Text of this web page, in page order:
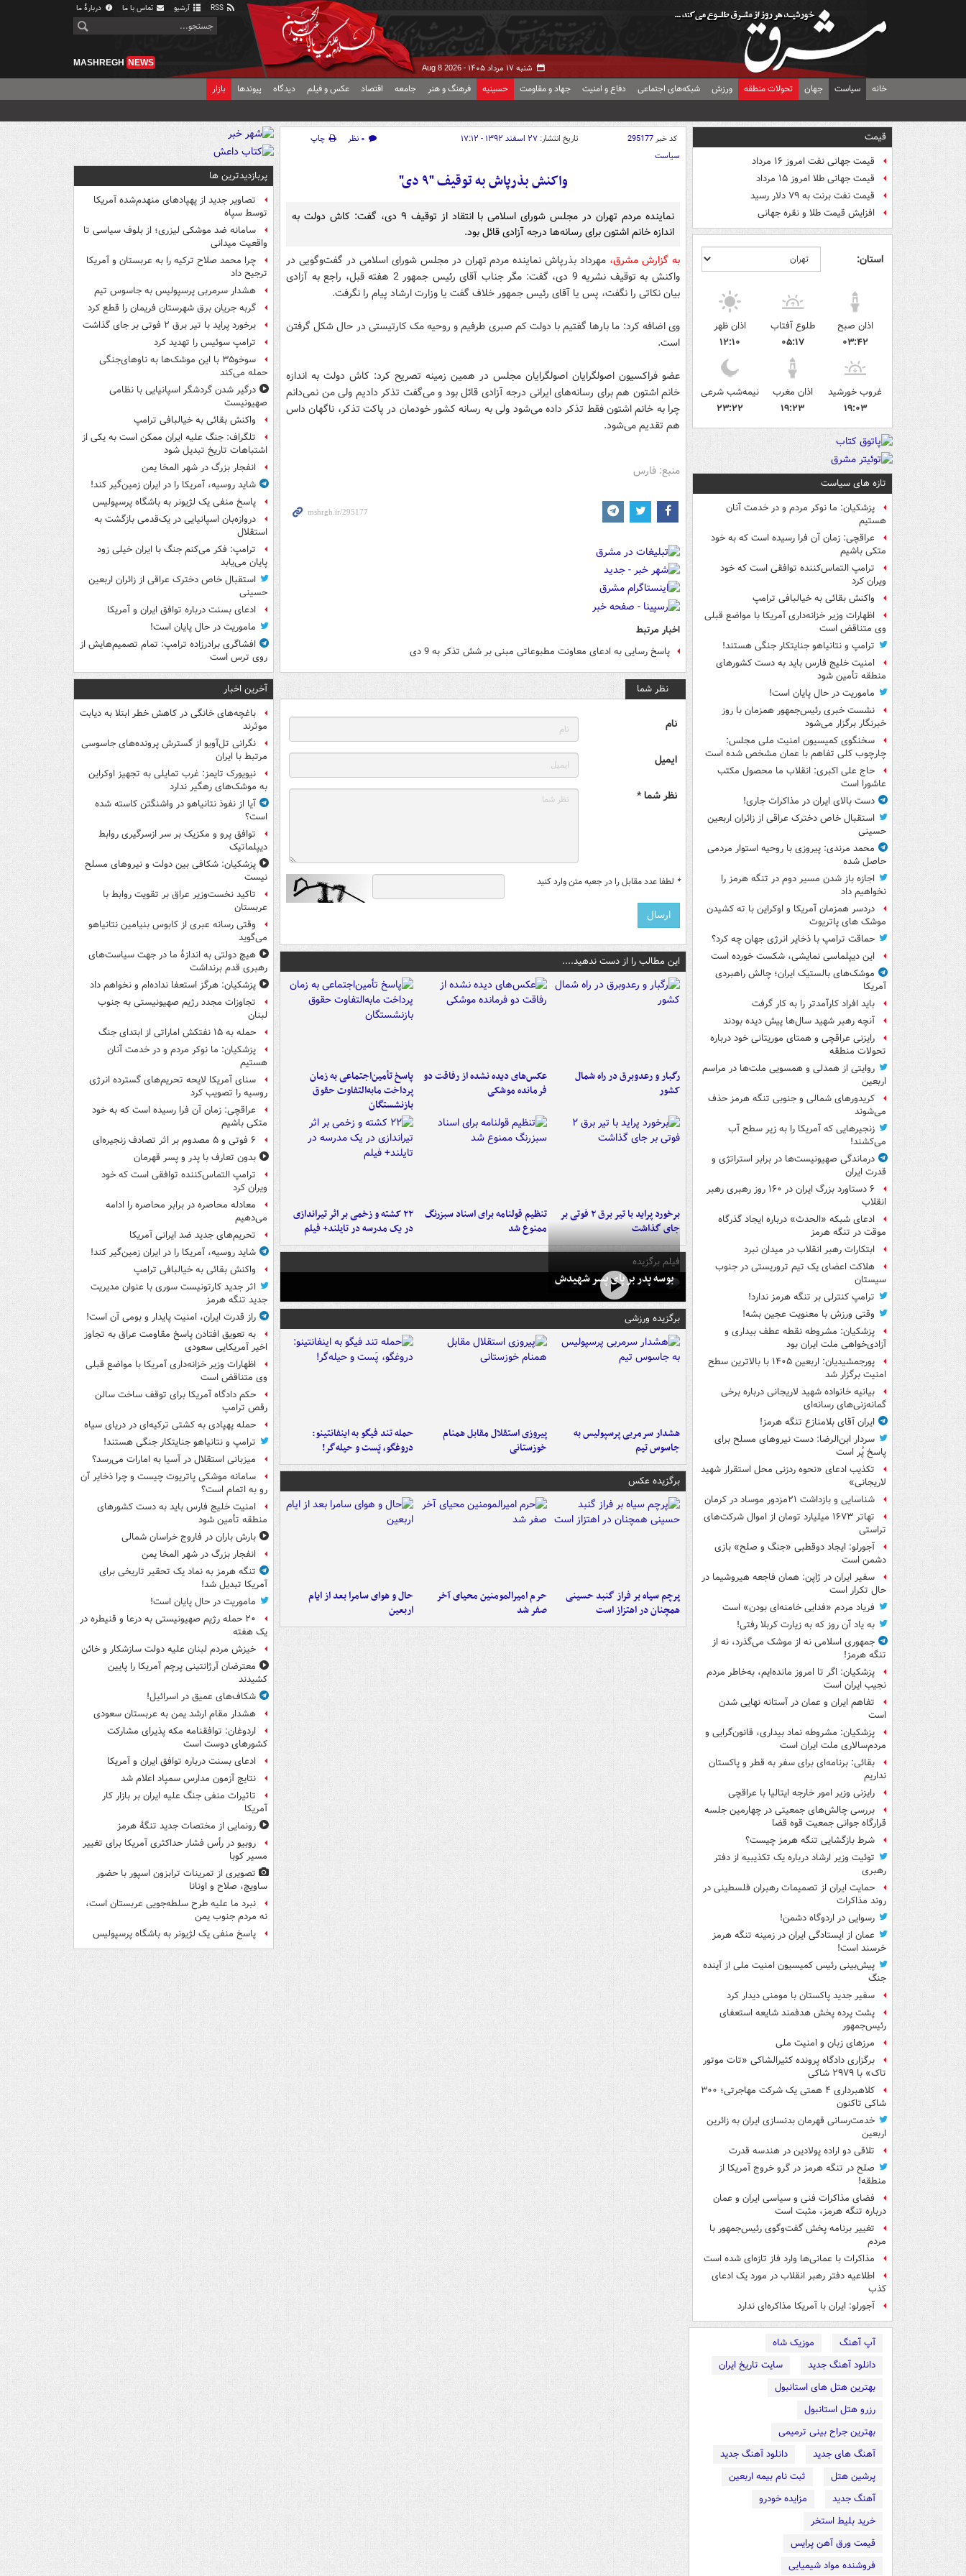
آرشیو تماس با ما دربارهٔ ما
شنبه ۱۷ مرداد ۱۴۰۵ - Aug 8 2026
MASHREGH NEWS
خانه سیاست جهان تحولات منطقه ورزش شبکه‌های اجتماعی دفاع و امنیت جهاد و مقاومت حسینیه فرهنگ و هنر جامعه اقتصاد عکس و فیلم دیدگاه پیوندها بازار
قیمت
قیمت جهانی نفت امروز ۱۶ مرداد
قیمت جهانی طلا امروز ۱۵ مرداد
قیمت نفت برنت به ۷۹ دلار رسید
افزایش قیمت طلا و نقره جهانی
استان:
اذان صبح
۰۳:۴۲
طلوع آفتاب
۰۵:۱۷
اذان ظهر
۱۲:۱۰
غروب خورشید
۱۹:۰۳
اذان مغرب
۱۹:۲۳
نیمه‌شب شرعی
۲۳:۲۲
تازه های سیاست
پزشکیان: ما نوکر مردم و در خدمت آنان
هستیم
عراقچی: زمان آن فرا رسیده است که به خود
متکی باشیم
ترامپ التماس‌کننده توافقی است که خود
ویران کرد
واکنش بقائی به خیالبافی ترامپ
اظهارات وزیر خزانه‌داری آمریکا با مواضع قبلی
وی متناقض است
ترامپ و نتانیاهو جنایتکار جنگی هستند!
امنیت خلیج فارس باید به دست کشورهای
منطقه تأمین شود
ماموریت در حال پایان است!
نشست خبری رئیس‌جمهور همزمان با روز
خبرنگار برگزار می‌شود
سخنگوی کمیسیون امنیت ملی مجلس:
چارچوب کلی تفاهم با عمان مشخص شده است
حاج علی اکبری: انقلاب ما محصول مکتب
عاشورا است
دست بالای ایران در مذاکرات جاری!
استقبال خاص دخترک عراقی از زائران اربعین
حسینی
محمد مرندی: پیروزی با روحیه استوار مردمی
حاصل شده
اجازه باز شدن مسیر دوم در تنگه هرمز را
نخواهیم داد
دردسر همزمان آمریکا و اوکراین با ته کشیدن
موشک های پاتریوت
حماقت ترامپ با ذخایر انرژی جهان چه کرد؟
این دیپلماسی نمایشی، شکست خورده است
موشک‌های بالستیک ایران؛ چالش راهبردی
آمریکا
باید افراد کارآمدتر را به کار گرفت
آنچه رهبر شهید سال‌ها پیش دیده بودند
رایزنی عراقچی و همتای موریتانی خود درباره
تحولات منطقه
روایتی از همدلی و همسویی ملت‌ها در مراسم
اربعین
کریدورهای شمالی و جنوبی تنگه هرمز حذف
می‌شوند
زنجیرهایی که آمریکا را به زیر سطح آب
می‌کشند!
درماندگی صهیونیست‌ها در برابر استراتژی و
قدرت ایران
۶ دستاورد بزرگ ایران در ۱۶۰ روز رهبری رهبر
انقلاب
ادعای شبکه «الحدث» درباره ایجاد گذرگاه
موقت در تنگه هرمز
ابتکارات رهبر انقلاب در میدان نبرد
هلاکت اعضای یک تیم تروریستی در جنوب
سیستان
ترامپ کنترلی بر تنگه هرمز ندارد!
وقتی ورزش با معنویت عجین بشه!
پزشکیان: مشروطه نقطه عطف بیداری و
آزادی‌خواهی ملت ایران بود
پورجمشیدیان: اربعین ۱۴۰۵ با بالاترین سطح
امنیت برگزار شد
بیانیه خانواده شهید لاریجانی درباره برخی
گمانه‌زنی‌های رسانه‌ای
ایران آقای بلامنازع تنگه هرمز!
سردار ابن‌الرضا: دست نیروهای مسلح برای
پاسخ پُر است
تکذیب ادعای «نحوه ردزنی محل استقرار شهید
لاریجانی»
شناسایی و بازداشت ۲۱مزدور موساد در کرمان
تهاتر ۱۶۷۳ میلیارد تومان از اموال شرکت‌های
تراستی
آجورلو: ایجاد دوقطبی «جنگ و صلح‌» بازی
دشمن است
سفیر ایران در ژاپن: همان فاجعه هیروشیما در
حال تکرار است
فریاد مردم «فدایی خامنه‌ای بودن» است
به یاد آن روز که به زیارت کربلا رفتی!
جمهوری اسلامی نه از موشک می‌گذرد، نه از
تنگه هرمز!
پزشکیان: اگر تا امروز مانده‌ایم، به‌خاطر مردم
نجیب ایران است
تفاهم ایران و عمان در آستانه نهایی شدن
است
پزشکیان: مشروطه نماد بیداری، قانون‌گرایی و
مردم‌سالاری ملت ایران است
بقائی: برنامه‌ای برای سفر به قطر و پاکستان
نداریم
رایزنی وزیر امور خارجه ایتالیا با عراقچی
بررسی چالش‌های جمعیتی در چهارمین جلسه
قرارگاه جوانی جمعیت قوه قضا
شرط بازگشایی تنگه هرمز چیست؟
توئیت وزیر ارشاد درباره یک تکذیبیه از دفتر
رهبری
حمایت ایران از تصمیمات رهبران فلسطینی در
روند مذاکرات
رسوایی در اردوگاه دشمن!
عمان از ایستادگی ایران در زمینه تنگه هرمز
خرسند است!
پیش‌بینی رئیس کمیسیون امنیت ملی از آینده
جنگ
سفیر جدید پاکستان با مومنی دیدار کرد
پشت پرده پخش هدفمند شایعه استعفای
رئیس‌جمهور
مرزهای زبان و امنیت ملی
برگزاری دادگاه پرونده کثیرالشاکی «تات موتور
تاک» با ۲۹۷۹ شاکی
کلاهبرداری ۴ همتی یک شرکت مهاجرتی؛ ۳۰۰
شاکی تاکنون
خدمت‌رسانی قهرمان بدنسازی ایران به زائرین
اربعین
تلاقی دو اراده پولادین در هندسه قدرت
صلح در تنگه هرمز در گرو خروج آمریکا از
منطقه!
فضای مذاکرات فنی و سیاسی ایران و عمان
درباره تنگه هرمز، مثبت است
تغییر برنامه پخش گفت‌وگوی رئیس‌جمهور با
مردم
مذاکرات با عمانی‌ها وارد فاز تازه‌ای شده است
اطلاعیه دفتر رهبر انقلاب در مورد یک ادعای
کذب
آجورلو: ایران با آمریکا مذاکره‌ای ندارد
آپ آهنگ
موزیک شاه
دانلود آهنگ جدید
سایت تاریخ ایران
بهترین هتل های استانبول
رزرو هتل استانبول
بهترین جراح بینی ترمیمی
آهنگ های جدید
دانلود آهنگ جدید
پرشین هتل
ثبت نام بیمه اربعین
آهنگ جدید
مزایده خودرو
خرید بلیط استخر
قیمت ورق آهن پرایس
فروشنده مواد شیمیایی
کد خبر295177 تاریخ انتشار: ۲۷ اسفند ۱۳۹۲ - ۱۷:۱۲ ۰ نظر
چاپ
سیاست
واکنش بذرپاش به توقیف "۹ دی"
نماینده مردم تهران در مجلس شورای اسلامی با انتقاد از توقیف ۹ دی، گفت: کاش دولت به
اندازه خانم اشتون برای رسانه‌ها درجه آزادی قائل بود.
به گزارش مشرق، مهرداد بذرپاش نماینده مردم تهران در مجلس شورای اسلامی در گفت‌وگویی در
واکنش به توقیف نشریه 9 دی، گفت: مگر جناب آقای رئیس جمهور 2 هفته قبل، راجع به آزادی
بیان نکاتی را نگفت، پس یا آقای رئیس جمهور خلاف گفت یا وزارت ارشاد پیام را نگرفت.
وی اضافه کرد: ما بارها گفتیم با دولت کم صبری طرفیم و روحیه مک کارتیستی در حال شکل گرفتن
است.
عضو فراکسیون اصولگرایان اصولگرایان مجلس در همین زمینه تصریح کرد: کاش دولت به اندازه
خانم اشتون هم برای رسانه‌های ایرانی درجه آزادی قائل بود و می‌گفت تذکر دادیم ولی من نمی‌دانم
چرا به خانم اشتون فقط تذکر داده می‌شود ولی به رسانه کشور خودمان در پاکت تذکر، ناگهان داس
هم تقدیم می‌شود.
منبع: فارس
اخبار مرتبط
پاسخ رسایی به ادعای معاونت مطبوعاتی مبنی بر شش تذکر به 9 دی
نظر شما
نام
ایمیل
نظر شما *
* لطفا عدد مقابل را در جعبه متن وارد کنید
این مطالب را از دست ندهید....
رگبار و رعدوبرق در راه شمال
کشور
عکس‌های دیده نشده از رفاقت دو
فرمانده‌ موشکی
پاسخ تأمین‌اجتماعی به زمان
پرداخت مابه‌التفاوت حقوق
بازنشستگان
برخورد پراید با تیر برق ۲ فوتی بر
جای گذاشت
تنظیم قولنامه برای اسناد سبزرنگ
ممنوع شد
۲۲ کشته و زخمی بر اثر تیراندازی
در یک مدرسه در تایلند+ فیلم
فیلم برگزیده
بوسه‌ پدر بر پای پسر شهیدش
برگزیده ورزشی
هشدار سرمربی پرسپولیس به
جاسوس تیم
پیروزی استقلال مقابل همنام
خوزستانی
حمله تند فیگو به اینفانتینو:
دروغگو، پَست‌ و حیله‌گر!
برگزیده عکس
پرچم سیاه بر فراز گنبد حسینی
همچنان در اهتزاز است
حرم امیرالمومنین محیای آخر
صفر شد
حال و هوای سامرا بعد از ایام
اربعین
پربازدیدترین ها
تصاویر جدید از پهپادهای منهدم‌شده آمریکا
توسط سپاه
سامانه ضد موشکی لیزری؛ از بلوف سیاسی تا
واقعیت میدانی
چرا محمد صلاح ترکیه را به عربستان و آمریکا
ترجیح داد
هشدار سرمربی پرسپولیس به جاسوس تیم
گربه جریان برق شهرستان فریمان را قطع کرد
برخورد پراید با تیر برق ۲ فوتی بر جای گذاشت
ترامپ سوئیس را تهدید کرد
سوخو۳۵ با این موشک‌ها به ناوهای‌جنگی
حمله می‌کند
درگیر شدن گردشگر اسپانیایی با نظامی
صهیونیست
واکنش بقائی به خیالبافی ترامپ
تلگراف: جنگ علیه ایران ممکن است به یکی از
اشتباهات تاریخ تبدیل شود
انفجار بزرگ در شهر المخا یمن
شاید روسیه، آمریکا را در ایران زمین‌گیر کند!
پاسخ منفی یک لژیونر به باشگاه پرسپولیس
دروازه‌بان اسپانیایی در یک‌قدمی بازگشت به
استقلال
ترامپ: فکر می‌کنم جنگ با ایران خیلی زود
پایان می‌یابد
استقبال خاص دخترک عراقی از زائران اربعین
حسینی
ادعای بسنت درباره توافق ایران و آمریکا
ماموریت در حال پایان است!
افشاگری برادرزاده ترامپ: تمام تصمیم‌هایش از
روی ترس است
آخرین اخبار
باغچه‌های خانگی در کاهش خطر ابتلا به دیابت
موثرند
نگرانی تل‌آویو از گسترش پرونده‌های جاسوسی
مرتبط با ایران
نیویورک تایمز: غرب تمایلی به تجهیز اوکراین
به موشک‌های رهگیر ندارد
آیا از نفوذ نتانیاهو در واشنگتن کاسته شده
است؟
توافق پرو و مکزیک بر سر ازسرگیری روابط
دیپلماتیک
پزشکیان: شکافی بین دولت و نیروهای مسلح
نیست
تاکید نخست‌وزیر عراق بر تقویت روابط با
عربستان
وقتی رسانه عبری از کابوس بنیامین نتانیاهو
می‌گوید
هیچ دولتی به اندازۀ ما در جهت سیاست‌های
رهبری قدم برنداشت
پزشکیان: هرگز استعفا نداده‌ام و نخواهم داد
تجاوزات مجدد رژیم صهیونیستی به جنوب
لبنان
حمله به ۱۵ نفتکش‌ اماراتی از ابتدای جنگ
پزشکیان: ما نوکر مردم و در خدمت آنان
هستیم
سنای آمریکا لایحه تحریم‌های گسترده انرژی
روسیه را تصویب کرد
عراقچی: زمان آن فرا رسیده است که به خود
متکی باشیم
۶ فوتی و ۵ مصدوم بر اثر تصادف زنجیره‌ای
بدون تعارف با پدر و پسر قهرمان
ترامپ التماس‌کننده توافقی است که خود
ویران کرد
معادله محاصره در برابر محاصره را ادامه
می‌دهیم
تحریم‌های جدید ضد ایرانی آمریکا
شاید روسیه، آمریکا را در ایران زمین‌گیر کند!
واکنش بقائی به خیالبافی ترامپ
اثر جدید کارتونیست سوری با عنوان مدیریت
جدید تنگه هرمز
راز قدرت ایران، امنیت پایدار و بومی آن است!
به تعویق افتادن پاسخ مقاومت عراق به تجاوز
اخیر آمریکایی سعودی
اظهارات وزیر خزانه‌داری آمریکا با مواضع قبلی
وی متناقض است
حکم دادگاه آمریکا برای توقف ساخت سالن
رقص ترامپ
حمله پهپادی به کشتی ترکیه‌ای در دریای سیاه
ترامپ و نتانیاهو جنایتکار جنگی هستند!
میزبانی استقلال در آسیا به امارات می‌رسد؟
سامانه موشکی پاتریوت چیست و چرا ذخایر آن
رو به اتمام است؟
امنیت خلیج فارس باید به دست کشورهای
منطقه تأمین شود
بارش باران در فاروج خراسان شمالی
انفجار بزرگ در شهر المخا یمن
تنگه هرمز به نماد یک تحقیر تاریخی برای
آمریکا تبدیل شد!
ماموریت در حال پایان است!
۲۰ حمله رژیم صهیونیستی به درعا و قنیطره در
یک هفته
خیزش مردم لبنان علیه دولت سازشکار و خائن
معترضان آرژانتینی پرچم آمریکا را پایین
کشیدند
شکاف‌های عمیق در اسرائیل!
هشدار مقام ارشد یمن به عربستان سعودی
اردوغان: توافقنامه مکه پذیرای مشارکت
کشورهای دوست است
ادعای بسنت درباره توافق ایران و آمریکا
نتایج آزمون مدارس سمپاد اعلام شد
تاثیرات منفی جنگ علیه ایران بر بازار کار
آمریکا
رونمایی از مختصات جدید تنگۀ هرمز
روبیو در رأس فشار حداکثری آمریکا برای تغییر
مسیر کوبا
تصویری از تمرینات ترابزون اسپور با حضور
ساویچ، صلاح و اونانا
نبرد ما علیه طرح سلطه‌جویی عربستان است،
نه مردم جنوب یمن
پاسخ منفی یک لژیونر به باشگاه پرسپولیس